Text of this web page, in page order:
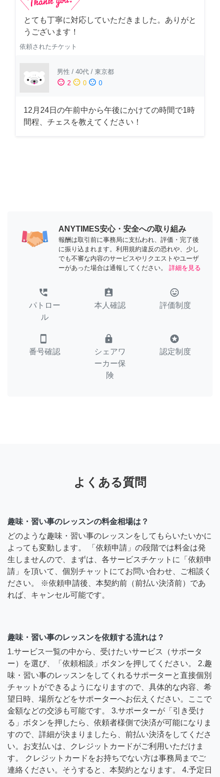
とても丁寧に対応していただきました。ありがと
うございます！
依頼されたチケット
男性 / 40代 / 東京都
sentiment_satisfied 2 sentiment_neutral 0 sentiment_dissatisfied 0
12月24日の午前中から午後にかけての時間で1時
間程、チェスを教えてください！
ANYTIMES安心・安全への取り組み
報酬は取引前に事務局に支払われ、評価・完了後
に振り込まれます。利用規約違反の恐れや、少し
でも不審な内容のサービスやリクエストやユーザ
ーがあった場合は通報してください。
詳細を見る
perm_phone_msg
パトロー
ル
assignment_ind
本人確認
tag_faces
評価制度
smartphone
番号確認
lock
シェアワ
ーカー保
険
stars
認定制度
よくある質問
趣味・習い事のレッスンの料金相場は？
どのような趣味・習い事のレッスンをしてもらいたいかに
よっても変動します。 「依頼申請」の段階では料金は発
生しませんので、まずは、各サービスチケットに「依頼申
請」を頂いて、個別チャットにてお問い合わせ、ご相談く
ださい。 ※依頼申請後、本契約前（前払い決済前）であ
れば、キャンセル可能です。
趣味・習い事のレッスンを依頼する流れは？
1.サービス一覧の中から、受けたいサービス（サポータ
ー）を選び、「依頼相談」ボタンを押してください。 2.趣
味・習い事のレッスンをしてくれるサポーターと直接個別
チャットができるようになりますので、具体的な内容、希
望日時、場所などをサポーターへお伝えください。ここで
金額などの交渉も可能です。 3.サポーターが「引き受け
る」ボタンを押したら、依頼者様側で決済が可能になりま
すので、詳細が決まりましたら、前払い決済をしてくださ
い。お支払いは、クレジットカードがご利用いただけま
す。 クレジットカードをお持ちでない方は事務局までご
連絡ください。そうすると、本契約となります。 4.予定日